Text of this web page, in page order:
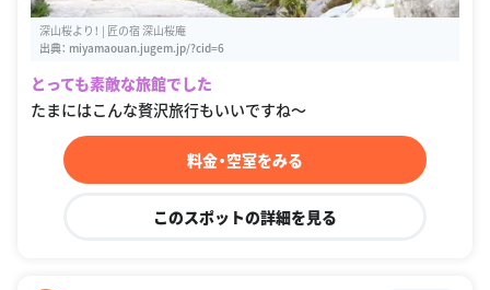
深山桜より！ | 匠の宿 深山桜庵
出典： miyamaouan.jugem.jp/?cid=6
とっても素敵な旅館でした
たまにはこんな贅沢旅行もいいですね〜
料金・空室をみる
このスポットの詳細を見る